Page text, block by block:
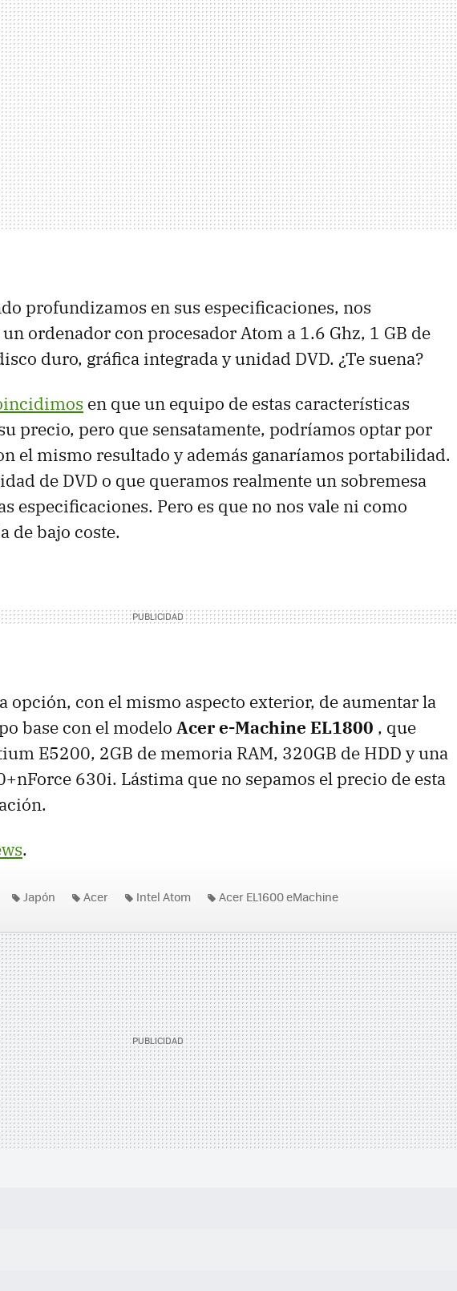
profundizamos en sus especificaciones, nos
ordenador con procesador Atom a 1.6 Ghz, 1 GB de
duro, gráfica integrada y unidad DVD. ¿Te suena?
en que un equipo de estas características
precio, pero que sensatamente, podríamos optar por
el mismo resultado y además ganaríamos portabilidad.
de DVD o que queramos realmente un sobremesa
especificaciones. Pero es que no nos vale ni como
de bajo coste.
opción, con el mismo aspecto exterior, de aumentar la
base con el modelo Acer e-Machine EL1800 , que
E5200, 2GB de memoria RAM, 320GB de HDD y una
630i. Lástima que no sepamos el precio de esta
.
Japón Acer Intel Atom Acer EL1600 eMachine